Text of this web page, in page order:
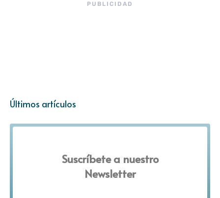
PUBLICIDAD
Últimos artículos
Suscríbete a nuestro
Newsletter